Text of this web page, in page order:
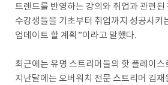
트렌드를 반영하는 강의와 취업과 관련된
수강생들을 기초부터 취업까지 성공시키
업데이트 할 계획”이라고 말했다.
최근에는 유명 스트리머들의 핫 플레이스
지난달에는 오버워치 전문 스트리머 김